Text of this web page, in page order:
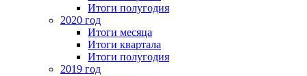
Итоги полугодия
2020 год
Итоги месяца
Итоги квартала
Итоги полугодия
2019 год